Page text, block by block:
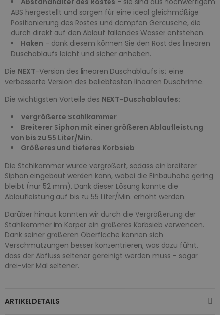
ABS hergestellt und sorgen für eine ideal gleichmäßige
Positionierung des Rostes und dämpfen Geräusche, die
durch direkt auf den Ablauf fallendes Wasser entstehen.
Haken - dank diesem können Sie den Rost des linearen
Duschablaufs leicht und sicher anheben.
Die NEXT-Version des linearen Duschablaufs ist eine
verbesserte Version des beliebtesten linearen Duschrinne.
Die wichtigsten Vorteile des NEXT-Duschablaufes:
Vergrößerte Stahlkammer
Breiterer Siphon mit einer größeren Ablaufleistung
von bis zu 55 Liter/Min.
Größeres und tieferes Korbsieb
Die Stahlkammer wurde vergrößert, sodass ein breiterer
Siphon eingebaut werden kann, wobei die Einbauhöhe gering
bleibt (nur 52 mm). Dank dieser Lösung konnte die
Ablaufleistung auf bis zu 55 Liter/Min. erhöht werden.
Darüber hinaus konnten wir durch die Vergrößerung der
Stahlkammer im Körper ein größeres Korbsieb verwenden.
Dank seiner größeren Oberfläche können sich
Verschmutzungen besser konzentrieren, was dazu führt,
dass der Abfluss seltener gereinigt werden muss - sogar
drei-vier Mal seltener.
ARTIKELDETAILS